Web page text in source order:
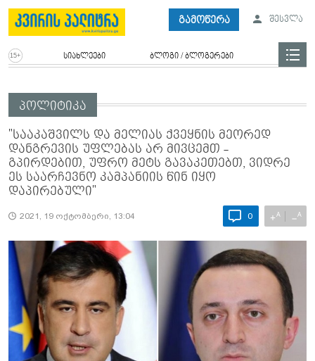
გამოწერა შესვლა
სიახლეები ბლოგი / ბლოგერები
პოლიტიკა
"სააკაშვილს და მელიას ქვეყნის მეორედ
დანგრევის უფლებას არ მივცემთ -
გპირდებით, უფრო მეტს გავაკეთებთ, ვიდრე
ეს საარჩევნო კამპანიის წინ იყო
დაპირებული"
2021, 19 ოქტომბერი, 13:04 0 +A −A